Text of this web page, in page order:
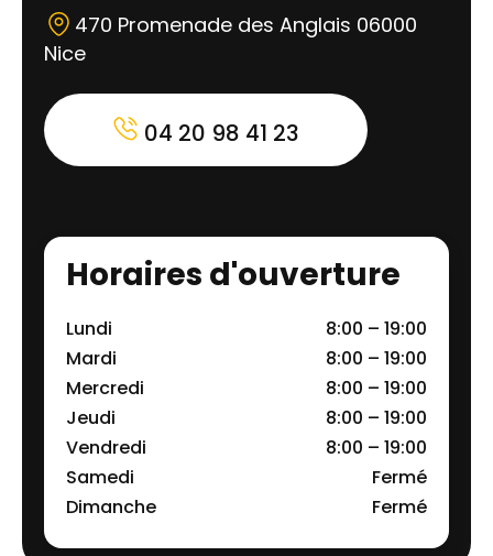
470 Promenade des Anglais 06000
Nice
04 20 98 41 23
Horaires d'ouverture
Lundi
8:00 – 19:00
Mardi
8:00 – 19:00
Mercredi
8:00 – 19:00
Jeudi
8:00 – 19:00
Vendredi
8:00 – 19:00
Samedi
Fermé
Dimanche
Fermé